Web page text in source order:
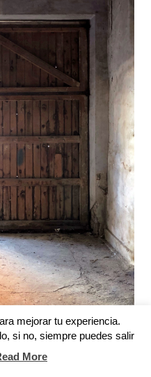
mejorar tu experiencia.
si no, siempre puedes salir
More